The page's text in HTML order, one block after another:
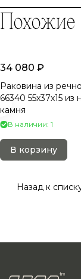
Похожие
34 080 ₽
Раковина из
66340 55х37х15 из
камня
В наличии: 1
В корзину
Назад к